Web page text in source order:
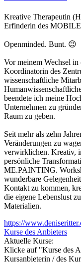
Kreative Therapeutin
Erfinderin des
Openminded. Bunt. 😉
Vor meinem Wechsel in
Koordinatorin des
wissenschaftliche
beendete ich meine
Unternehmen zu
Raum zu geben.
Seit mehr als zehn
Veränderungen zu
verwirklichen. Kreativ,
persönliche
ME.PAINTING.
wunderbare
Kontakt zu kommen,
die eigene Lebenslust
Materialien.
https://
Kurse des Anbieters
Aktuelle Kurse:
Klicke auf "Kurse des
Kursanbieterin / des